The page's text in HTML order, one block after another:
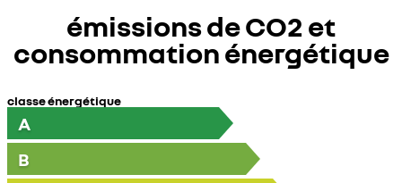
émissions de CO2 et
consommation énergétique
classe énergétique
A
B